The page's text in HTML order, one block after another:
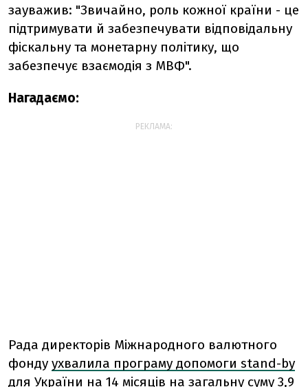
зауважив: "Звичайно, роль кожної країни - це
підтримувати й забезпечувати відповідальну
фіскальну та монетарну політику, що
забезпечує взаємодія з МВФ".
Нагадаємо:
РЕКЛАМА:
Рада директорів Міжнародного валютного
фонду ухвалила програму допомоги stand-by
для України на 14 місяців на загальну суму 3,9